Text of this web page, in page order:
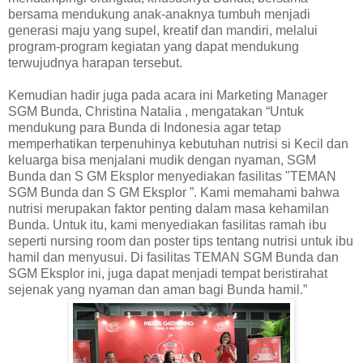
bersama mendukung anak-anaknya tumbuh menjadi
generasi maju yang supel, kreatif dan mandiri, melalui
program-program kegiatan yang dapat mendukung
terwujudnya harapan tersebut.
Kemudian hadir juga pada acara ini Marketing Manager
SGM Bunda, Christina Natalia , mengatakan “Untuk
mendukung para Bunda di Indonesia agar tetap
memperhatikan terpenuhinya kebutuhan nutrisi si Kecil dan
keluarga bisa menjalani mudik dengan nyaman, SGM
Bunda dan S GM Eksplor menyediakan fasilitas "TEMAN
SGM Bunda dan S GM Eksplor ”. Kami memahami bahwa
nutrisi merupakan faktor penting dalam masa kehamilan
Bunda. Untuk itu, kami menyediakan fasilitas ramah ibu
seperti nursing room dan poster tips tentang nutrisi untuk ibu
hamil dan menyusui. Di fasilitas TEMAN SGM Bunda dan
SGM Eksplor ini, juga dapat menjadi tempat beristirahat
sejenak yang nyaman dan aman bagi Bunda hamil.”